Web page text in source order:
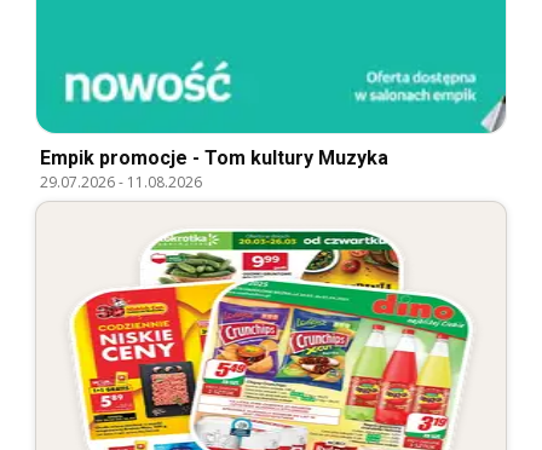
Empik promocje - Tom kultury Muzyka
29.07.2026- 11.08.2026